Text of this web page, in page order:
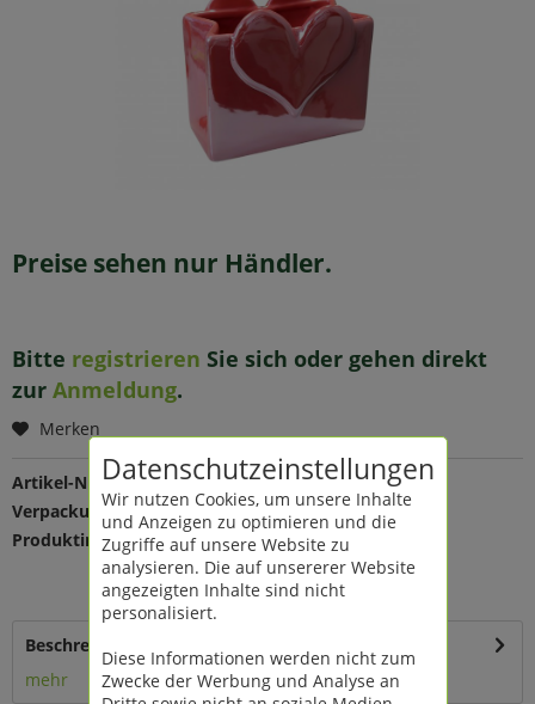
Preise sehen nur Händler.
Bitte registrieren Sie sich oder gehen direkt
zur Anmeldung.
Merken
Artikel-Nr.:
206969
Verpackungseinheit:
1 St
Produktinfo:
Farbe: rot
Maße: L 13 B 7 H 11 cm
Material: Keramik
Beschreibung
mehr
Datenschutzeinstellungen
Wir nutzen Cookies, um unsere Inhalte
und Anzeigen zu optimieren und die
Zugriffe auf unsere Website zu
analysieren. Die auf unsererer Website
angezeigten Inhalte sind nicht
personalisiert.
Diese Informationen werden nicht zum
Zwecke der Werbung und Analyse an